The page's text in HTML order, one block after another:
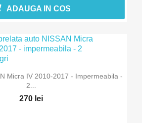
ADAUGA IN COS
Micra IV 2010-2017 - Impermeabila -
2...
270 lei